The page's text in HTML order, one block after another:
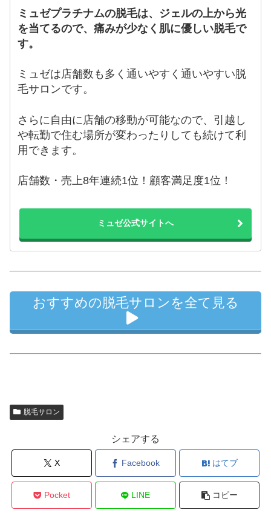
ミュゼプラチナムの脱毛は、ジェルの上から光
を当てるので、痛みが少なく肌に優しい脱毛で
す。
ミュゼは店舗数も多く通いやすく通いやすい脱
毛サロンです。
さらに自由に店舗の移動が可能なので、引越し
や転勤で住む場所が変わったりしても続けて利
用できます。
店舗数・売上8年連続1位！顧客満足度1位！
ミュゼ公式サイトへ
おすすめの脱毛サロンを全て見る
脱毛サロン
シェアする
X Facebook はてブ
Pocket LINE コピー